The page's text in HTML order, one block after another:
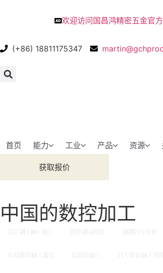
欢迎访问国昌鸿精密五金官方
(+86) 18811175347
首页 能力 工业 产品 资源
获取报价
中国的数控加工
铝定制 CNC 加工 数控制动组件 钢制汽车零件
在线数控加工服务 铝数控加工 汽车数控加工零